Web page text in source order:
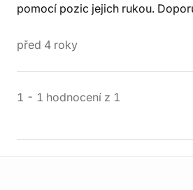
pomocí pozic jejich rukou.
před 4 roky
1 - 1 hodnocení z 1